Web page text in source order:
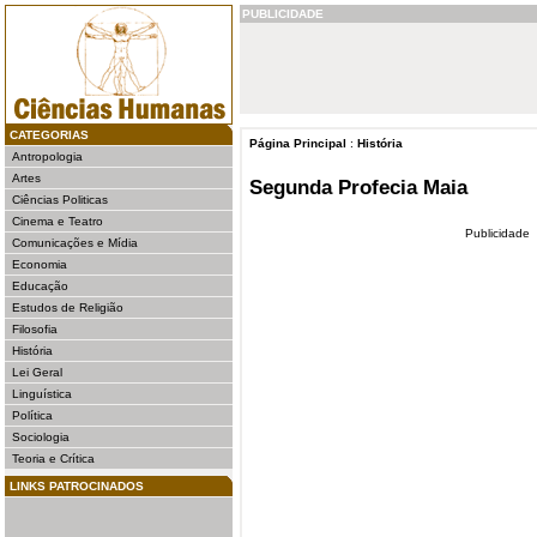
CATEGORIAS
Antropologia
Artes
Ciências Politicas
Cinema e Teatro
Comunicações e Mídia
Economia
Educação
Estudos de Religião
Filosofia
História
Lei Geral
Linguística
Política
Sociologia
Teoria e Crítica
LINKS PATROCINADOS
PUBLICIDADE
Página Principal : História
Segunda Profecia Maia
Publicidade